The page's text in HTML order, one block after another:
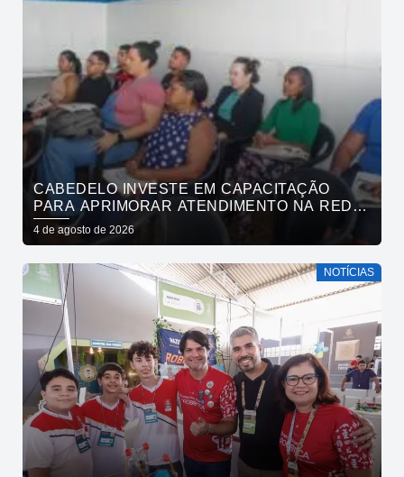
CABEDELO INVESTE EM CAPACITAÇÃO
PARA APRIMORAR ATENDIMENTO NA REDE
DE BARES E RESTAURANTES
4 de agosto de 2026
NOTÍCIAS